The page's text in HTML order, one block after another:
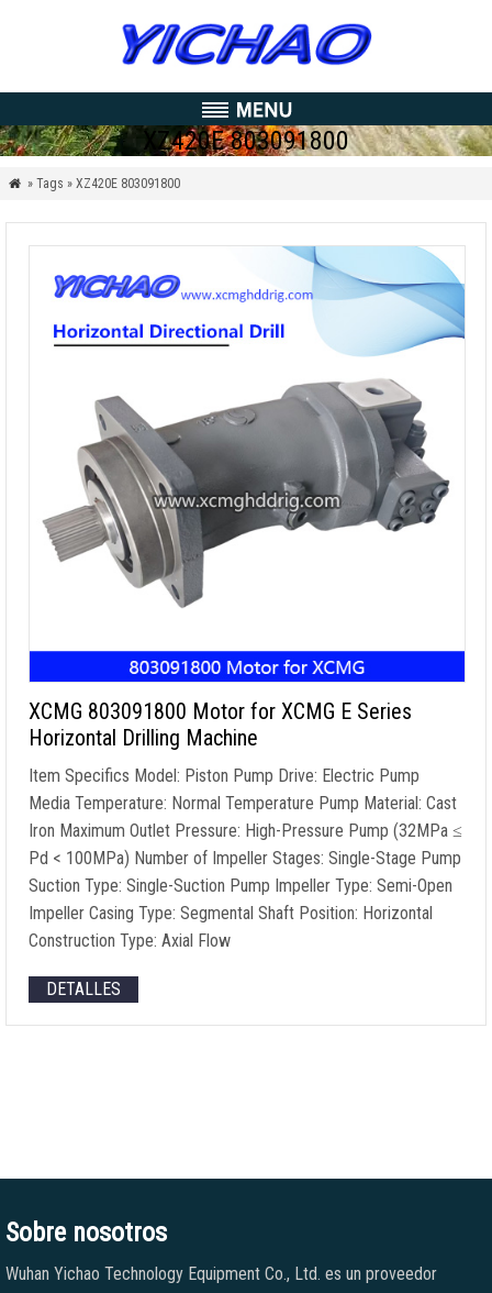
XZ420E 803091800
 » Tags » XZ420E803091800
XCMG 803091800 Motor for XCMG E Series
Horizontal Drilling Machine
Item Specifics Model: Piston Pump Drive: Electric Pump
Media Temperature: Normal Temperature Pump Material: Cast
Iron Maximum Outlet Pressure: High-Pressure Pump (32MPa ≤
Pd < 100MPa) Number of Impeller Stages: Single-Stage Pump
Suction Type: Single-Suction Pump Impeller Type: Semi-Open
Impeller Casing Type: Segmental Shaft Position: Horizontal
Construction Type: Axial Flow
DETALLES
Sobre nosotros
Wuhan Yichao Technology Equipment Co., Ltd. es un proveedor